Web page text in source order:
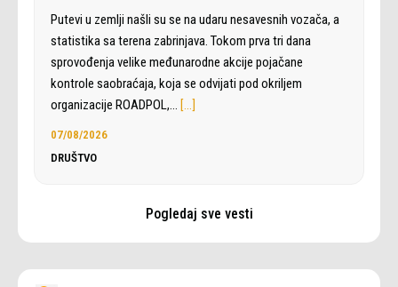
Putevi u zemlji našli su se na udaru nesavesnih vozača, a
statistika sa terena zabrinjava. Tokom prva tri dana
sprovođenja velike međunarodne akcije pojačane
kontrole saobraćaja, koja se odvijati pod okriljem
organizacije ROADPOL,… […]
07/08/2026
DRUŠTVO
Pogledaj sve vesti